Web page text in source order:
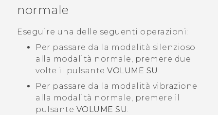
ASSISTENZA
Accessori e dispositivi HTC
Accesso
normale
Eseguire una delle seguenti operazioni:
Per passare dalla modalità silenzioso
alla modalità normale, premere due
volte il pulsante VOLUME SU .
Per passare dalla modalità vibrazione
alla modalità normale, premere il
pulsante VOLUME SU.